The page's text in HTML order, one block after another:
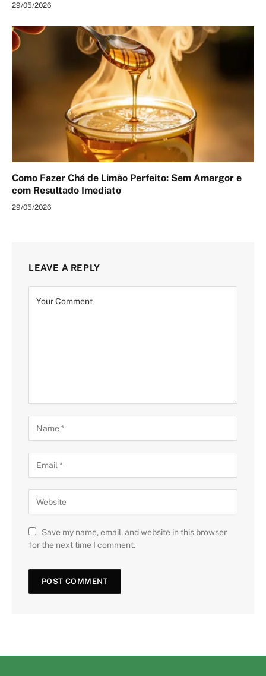
29/05/2026
Como Fazer Chá de Limão Perfeito: Sem Amargor e
com Resultado Imediato
29/05/2026
LEAVE A REPLY
Save my name, email, and website in this browser
for the next time I comment.